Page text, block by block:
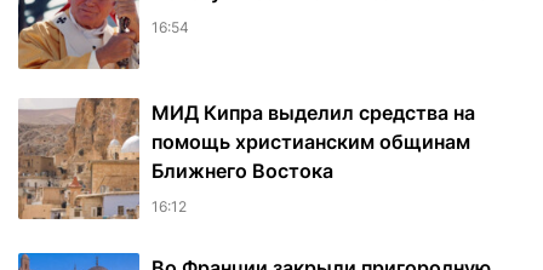
16:54
МИД Кипра выделил средства на
помощь христианским общинам
Ближнего Востока
16:12